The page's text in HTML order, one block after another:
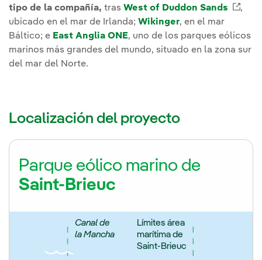
tipo de la compañía, tras West of Duddon Sands
,
ubicado en el mar de Irlanda; Wikinger, en el mar
Báltico; e East Anglia ONE, uno de los parques eólicos
marinos más grandes del mundo, situado en la zona sur
del mar del Norte.
Localización del proyecto
Parque eólico marino de
Saint-Brieuc
Canal de
la Mancha
Límites área
marítima de
Saint-Brieuc